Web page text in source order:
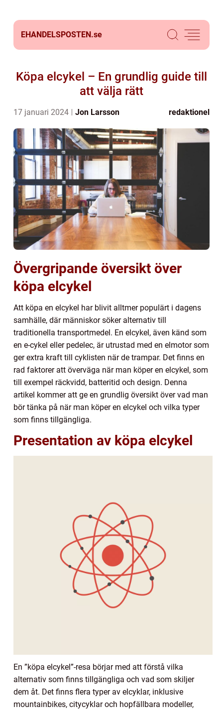
EHANDELSPOSTEN.se
Köpa elcykel – En grundlig guide till
att välja rätt
17 januari 2024 Jon Larsson redaktionel
Övergripande översikt över
köpa elcykel
Att köpa en elcykel har blivit alltmer populärt i dagens
samhälle, där människor söker alternativ till
traditionella transportmedel. En elcykel, även känd som
en e-cykel eller pedelec, är utrustad med en elmotor som
ger extra kraft till cyklisten när de trampar. Det finns en
rad faktorer att överväga när man köper en elcykel, som
till exempel räckvidd, batteritid och design. Denna
artikel kommer att ge en grundlig översikt över vad man
bör tänka på när man köper en elcykel och vilka typer
som finns tillgängliga.
Presentation av köpa elcykel
En ”köpa elcykel”-resa börjar med att förstå vilka
alternativ som finns tillgängliga och vad som skiljer
dem åt. Det finns flera typer av elcyklar, inklusive
mountainbikes, citycyklar och hopfällbara modeller,